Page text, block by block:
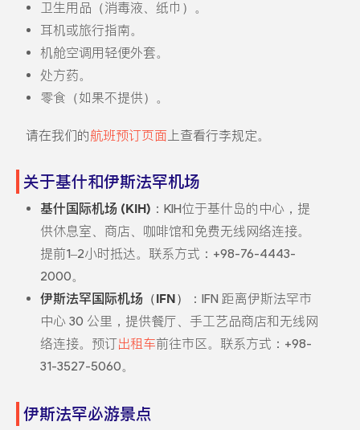
卫生用品（消毒液、纸巾）。
耳机或旅行指南。
机舱空调用轻便外套。
处方药。
零食（如果不提供）。
请在我们的航班预订页面 上查看行李规定。
关于基什和伊斯法罕机场
基什国际机场 (KIH) ：KIH位于基什岛的中心，提
供休息室、商店、咖啡馆和免费无线网络连接。
提前1–2小时抵达。联系方式：+98-76-4443-
2000。
伊斯法罕国际机场（IFN）
：IFN 距离伊斯法罕市
中心 30 公里，提供餐厅、手工艺品商店和无线网
络连接。预订出租车前往市区。联系方式：+98-
31-3527-5060。
伊斯法罕必游景点